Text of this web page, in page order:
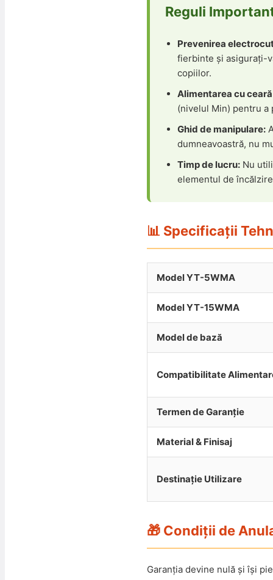
Reguli
Prevenirea
fierbinte și asigurați-
copiilor.
Alimentarea cu
(nivelul Min) pentru a
Ghid de manipulare:
dumneavoastră, nu
Timp de lucru: Nu
elementul de
📊 Specificații
Model YT-5WMA
Model YT-15WMA
Model de bază
Compatibilitate
Termen de Garanție
Material & Finisaj
Destinație Utilizare
🎁 Condiții de
Garanția devine nulă și își